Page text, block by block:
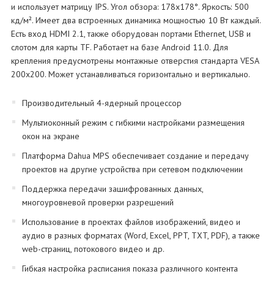
и использует матрицу IPS. Угол обзора: 178x178°. Яркость: 500
кд/м². Имеет два встроенных динамика мощностью 10 Вт каждый.
Есть вход HDMI 2.1, также оборудован портами Ethernet, USB и
слотом для карты TF. Работает на базе Android 11.0. Для
крепления предусмотрены монтажные отверстия стандарта VESA
200x200. Может устанавливаться горизонтально и вертикально.
Производительный 4-ядерный процессор
Мультиоконный режим с гибкими настройками размещения
окон на экране
Платформа Dahua MPS обеспечивает создание и передачу
проектов на другие устройства при сетевом подключении
Поддержка передачи зашифрованных данных,
многоуровневой проверки разрешений
Использование в проектах файлов изображений, видео и
аудио в разных форматах (Word, Excel, PPT, TXT, PDF), а также
web-страниц, потокового видео и др.
Гибкая настройка расписания показа различного контента